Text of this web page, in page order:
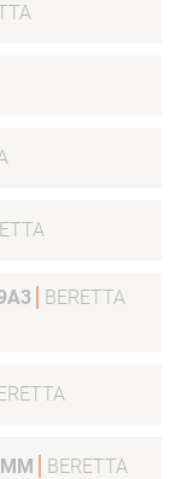
BERETTA
BERETTA